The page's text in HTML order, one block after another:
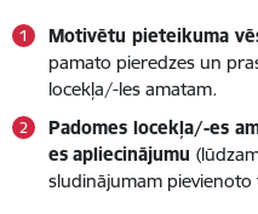
Motivētu pieteikuma
pamato pieredzes un
locekļa/-les amatam.
Padomes locekļa/-es
es apliecinājumu
sludinājumam